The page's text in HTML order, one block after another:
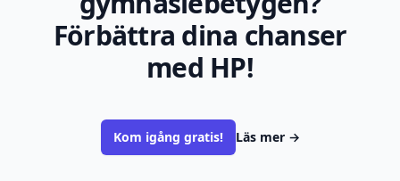
Förbättra dina chanser
med HP!
Kom igång gratis! Läs mer →